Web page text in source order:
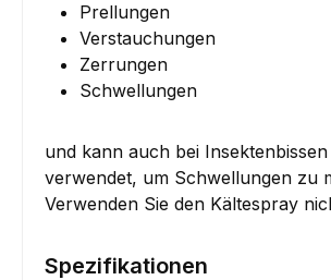
Prellungen
Verstauchungen
Zerrungen
Schwellungen
und kann auch bei
verwendet, um Schwellungen zu
Verwenden Sie den Kältespray
Spezifikationen